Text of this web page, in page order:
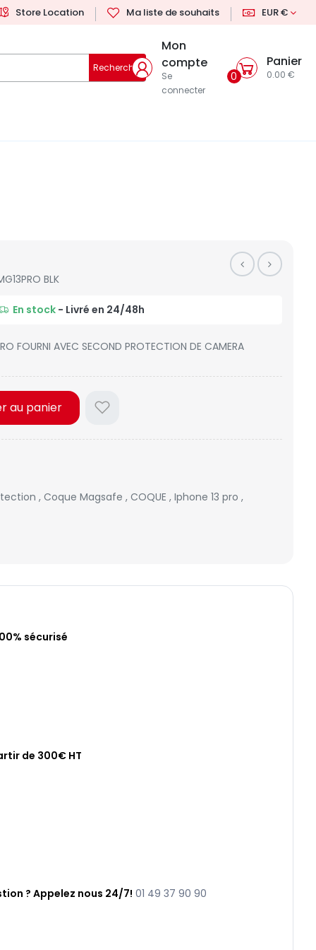
Store Location Ma liste de souhaits EUR €
Rechercher
Mon
compte
Se
connecter
0
Panier
0.00 €
BLK
En stock - Livré en 24/48h
FOURNI AVEC SECOND PROTECTION DE CAMERA
au panier
, Coque Magsafe , COQUE , Iphone 13 pro ,
sécurisé
de 300€ HT
? Appelez nous 24/7! 01 49 37 90 90